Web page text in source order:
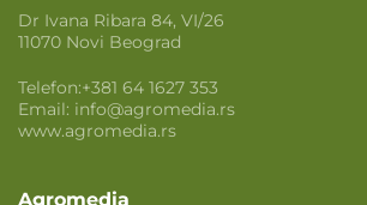
Dr Ivana Ribara 84, VI/26
11070 Novi Beograd
Telefon:+381 64 1627 353
Email: info@agromedia.rs
www.agromedia.rs
Agromedia